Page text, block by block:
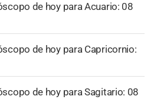
de hoy para Acuario: 08
de hoy para Capricornio:
de hoy para Sagitario: 08